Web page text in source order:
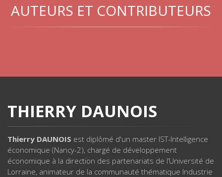
AUTEURS ET CONTRIBUTEURS
THIERRY DAUNOIS
Thierry DAUNOIS est diplômé d'un master IST-Intelligence
économique (Nancy-2), chargé de développement
économique à la direction des partenariats de l’Université de
Lorraine, animateur de la communauté thématique Industrie